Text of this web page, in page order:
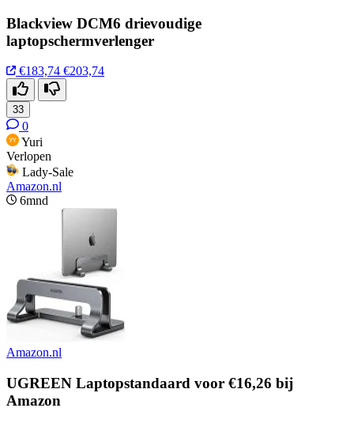
Blackview DCM6 drievoudige
laptopschermverlenger
€183,74 €203,74
33
0
Yuri
Verlopen
Lady-Sale
Amazon.nl
6mnd
Amazon.nl
UGREEN Laptopstandaard voor €16,26 bij
Amazon